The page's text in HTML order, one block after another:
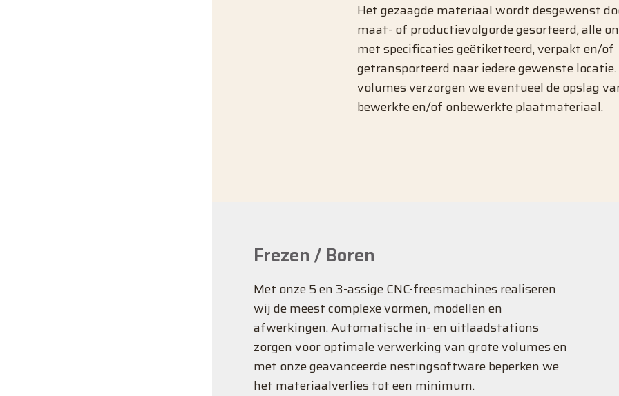
Het gezaagde materiaal wordt desgewenst
maat- of productievolgorde gesorteerd, alle
met specificaties geëtiketteerd, verpakt en/of
getransporteerd naar iedere gewenste
volumes verzorgen we eventueel de opslag
bewerkte en/of onbewerkte plaatmateriaal.
Frezen / Boren
Met onze 5 en 3-assige CNC-freesmachines realiseren
wij de meest complexe vormen, modellen en
afwerkingen. Automatische in- en uitlaadstations
zorgen voor optimale verwerking van grote volumes en
met onze geavanceerde nestingsoftware beperken we
het materiaalverlies tot een minimum.